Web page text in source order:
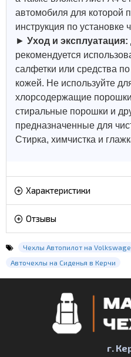
автомобиля для которой
инструкция по установке
► Уход и эксплуатация:
рекомендуется
салфетки или средства
кожей. Не используйте
хлорсодержащие
стиральные порошки и
предназначенные для
Стирка, химчистка и
Характеристики
Отзывы
Чехлы Автопилот на
Авточехлы на Сиденья в Керчи
г.